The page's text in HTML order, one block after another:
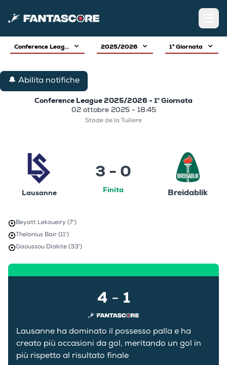
Conference Leag... 2025/2026 1° Giornata
🔔 Abilita notifiche
Conference League 2025/2026 - 1° Giornata
02 ottobre 2025 - 18:45
Stade de la Tuiliere
Lausanne
3 - 0
Finita Breidablik
Beyatt Lekoueiry (7')
Thelonius Bair (11')
Gaoussou Diakite (33')
4 - 1
Lausanne ha dominato il possesso palla e ha
creato più occasioni da gol, meritando un gol in
più rispetto al risultato finale